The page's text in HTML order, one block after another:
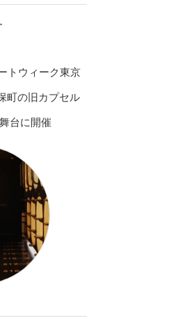
トウィーク東京
町の旧カプセル
台に開催